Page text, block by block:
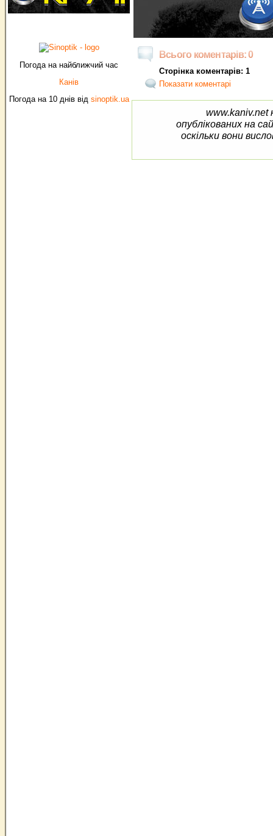
Погода на найближчий час
Канів
Погода на 10 днів від sinoptik.ua
Всього коментарів: 0
Сторінка коментарів: 1
Показати коментарі
www.kaniv.net
опублікованих на
оскільки вони